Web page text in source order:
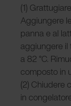
(1)
Aggiungere
panna e al
aggiungere il
a 82 °C.
composto in
(2) Chiudere
in